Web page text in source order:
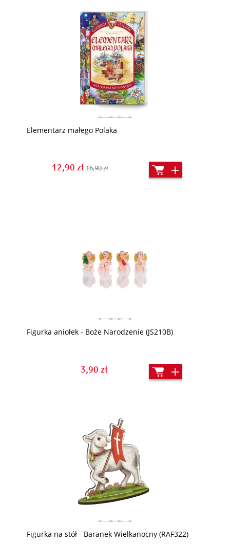
Elementarz małego Polaka
12,90 zł16,90 zł
Figurka aniołek - Boże Narodzenie (JS210B)
3,90 zł
Figurka na stół - Baranek Wielkanocny (RAF322)